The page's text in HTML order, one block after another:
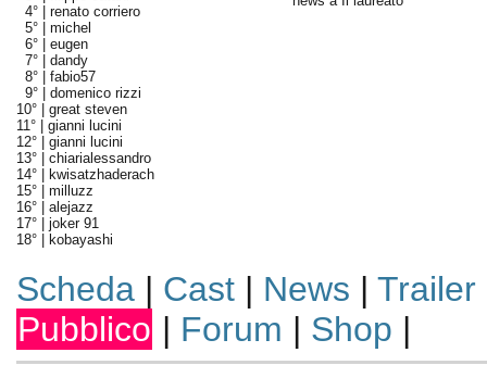
4° | renato corriero
5° | michel
6° | eugen
7° | dandy
8° | fabio57
9° | domenico rizzi
10° | great steven
11° | gianni lucini
12° | gianni lucini
13° | chiarialessandro
14° |
kwisatzhaderach
15° | milluzz
16° | alejazz
17° | joker 91
18° |
kobayashi
Scheda| Cast| News | Trailer
Pubblico | Forum | Shop |